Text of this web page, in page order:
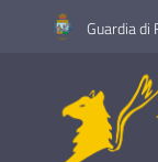
Vai al contenuto
Vai alla navigazione
Vai al footerGuardia di